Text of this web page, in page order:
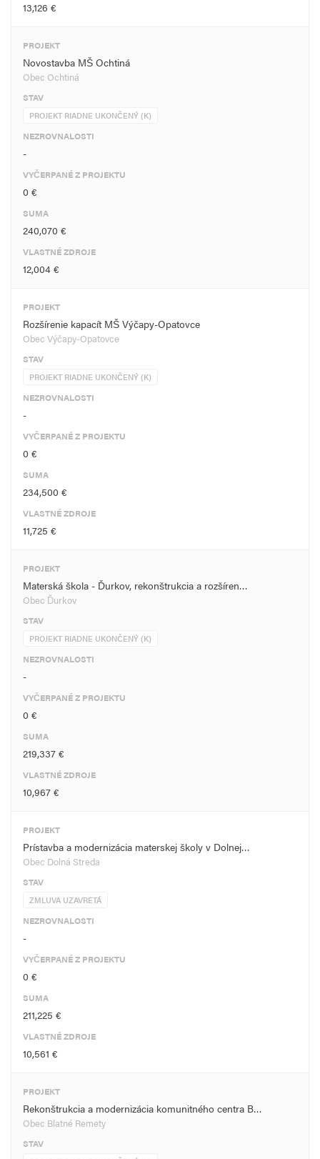
13,126 €
PROJEKT
Novostavba MŠ Ochtiná
Obec Ochtiná
STAV
PROJEKT RIADNE UKONČENÝ (K)
NEZROVNALOSTI
-
VYČERPANÉ Z PROJEKTU
0 €
SUMA
240,070 €
VLASTNÉ ZDROJE
12,004 €
PROJEKT
Rozšírenie kapacít MŠ Výčapy-Opatovce
Obec Výčapy-Opatovce
STAV
PROJEKT RIADNE UKONČENÝ (K)
NEZROVNALOSTI
-
VYČERPANÉ Z PROJEKTU
0 €
SUMA
234,500 €
VLASTNÉ ZDROJE
11,725 €
PROJEKT
Materská škola - Ďurkov, rekonštrukcia a rozšíren…
Obec Ďurkov
STAV
PROJEKT RIADNE UKONČENÝ (K)
NEZROVNALOSTI
-
VYČERPANÉ Z PROJEKTU
0 €
SUMA
219,337 €
VLASTNÉ ZDROJE
10,967 €
PROJEKT
Prístavba a modernizácia materskej školy v Dolnej…
Obec Dolná Streda
STAV
ZMLUVA UZAVRETÁ
NEZROVNALOSTI
-
VYČERPANÉ Z PROJEKTU
0 €
SUMA
211,225 €
VLASTNÉ ZDROJE
10,561 €
PROJEKT
Rekonštrukcia a modernizácia komunitného centra B…
Obec Blatné Remety
STAV